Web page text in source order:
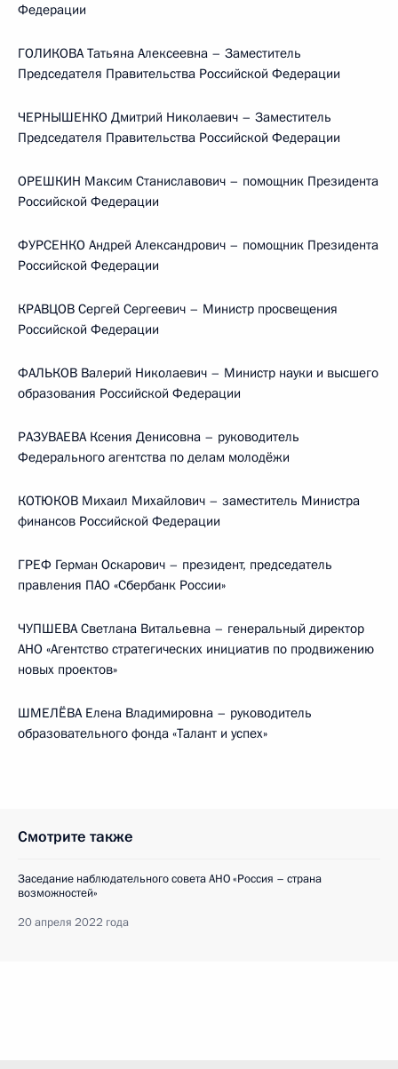
Федерации
ГОЛИКОВА Татьяна Алексеевна – Заместитель
Председателя Правительства Российской Федерации
ЧЕРНЫШЕНКО Дмитрий Николаевич – Заместитель
Председателя Правительства Российской Федерации
ОРЕШКИН Максим Станиславович – помощник Президента
Российской Федерации
ФУРСЕНКО Андрей Александрович – помощник Президента
Российской Федерации
КРАВЦОВ Сергей Сергеевич – Министр просвещения
Российской Федерации
ФАЛЬКОВ Валерий Николаевич – Министр науки и высшего
образования Российской Федерации
РАЗУВАЕВА Ксения Денисовна – руководитель
Федерального агентства по делам молодёжи
КОТЮКОВ Михаил Михайлович – заместитель Министра
финансов Российской Федерации
ГРЕФ Герман Оскарович – президент, председатель
правления ПАО «Сбербанк России»
ЧУПШЕВА Светлана Витальевна – генеральный директор
АНО «Агентство стратегических инициатив по продвижению
новых проектов»
ШМЕЛЁВА Елена Владимировна – руководитель
образовательного фонда «Талант и успех»
Смотрите также
Заседание наблюдательного совета АНО «Россия – страна
возможностей»
20 апреля 2022 года